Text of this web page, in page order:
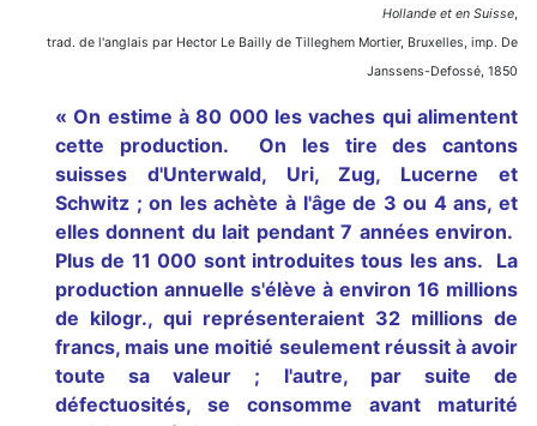
Hollande et en Suisse,
trad. de l'anglais par Hector Le Bailly de Tilleghem Mortier, Bruxelles, imp. De
Janssens-Defossé, 1850
« On estime à 80 000 les vaches qui alimentent
cette production. On les tire des cantons
suisses d'Unterwald, Uri, Zug, Lucerne et
Schwitz ; on les achète à l'âge de 3 ou 4 ans, et
elles donnent du lait pendant 7 années environ.
Plus de 11 000 sont introduites tous les ans. La
production annuelle s'élève à environ 16 millions
de kilogr., qui représenteraient 32 millions de
francs, mais une moitié seulement réussit à avoir
toute sa valeur ; l'autre, par suite de
défectuosités, se consomme avant maturité